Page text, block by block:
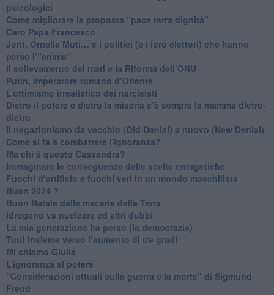
psicologici
Come migliorare la proposta “pace terra dignità”
Caro Papa Francesco
​Jorit, Ornella Muti… e i politici (e i loro elettori) che hanno
perso l’”anima”
​Il sollevamento dei mari e la Riforma dell’ONU
Putin, imperatore romano d’Oriente
​L’ottimismo irrealistico dei narcisisti
​Dietro il potere e dietro la miseria c’è sempre la mamma dietro-
dietro
Il negazionismo da vecchio (Old Denial) a nuovo (New Denial)
Come si fa a combattere l'ignoranza?
Ma chi è questo Cassandra?
Immaginare le conseguenze delle scelte energetiche
​Fuochi d’artificio e fuochi veri in un mondo maschilista
Buon 2024 ?
​Buon Natale dalle macerie della Terra
​Idrogeno vs nucleare ed altri dubbi
​La mia generazione ha perso (la democrazia)
​Tutti insieme verso l’aumento di tre gradi
Mi chiamo Giulia
L’ignoranza al potere
​“Considerazioni attuali sulla guerra e la morte" di Sigmund
Freud